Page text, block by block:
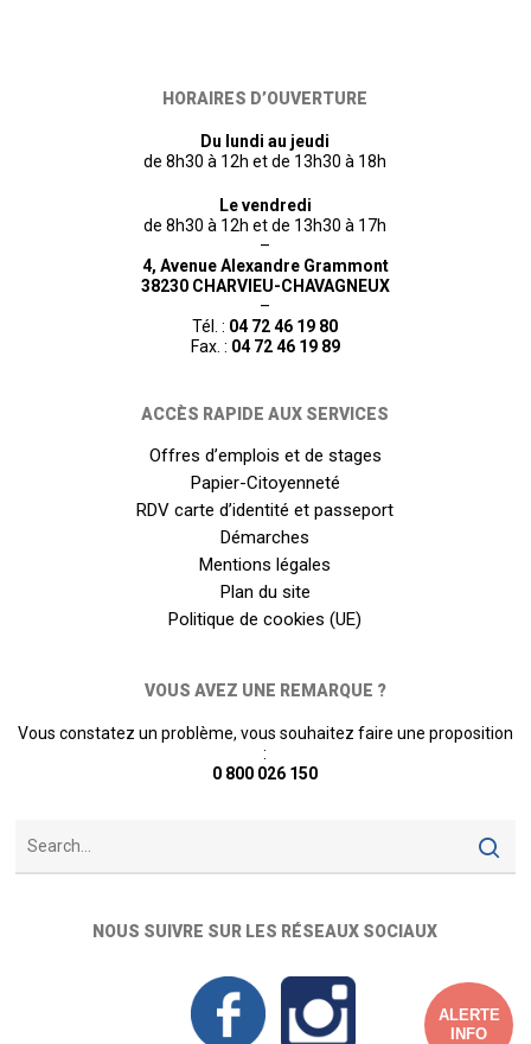
HORAIRES D’OUVERTURE
Du lundi au jeudi
de 8h30 à 12h et de 13h30 à 18h
Le vendredi
de 8h30 à 12h et de 13h30 à 17h
–
4, Avenue Alexandre Grammont
38230 CHARVIEU-CHAVAGNEUX
–
Tél. : 04 72 46 19 80
Fax. : 04 72 46 19 89
ACCÈS RAPIDE AUX SERVICES
Offres d’emplois et de stages
Papier-Citoyenneté
RDV carte d’identité et passeport
Démarches
Mentions légales
Plan du site
Politique de cookies (UE)
VOUS AVEZ UNE REMARQUE ?
Vous constatez un problème, vous souhaitez faire une proposition
:
0 800 026 150
NOUS SUIVRE SUR LES RÉSEAUX SOCIAUX
ALERTE
INFO